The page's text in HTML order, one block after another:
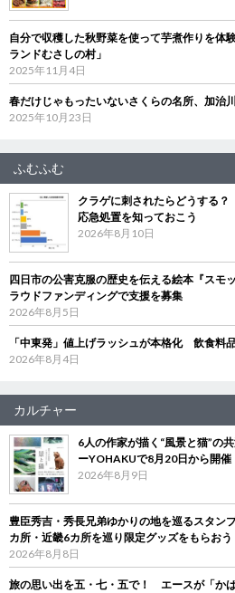
自分で収穫した秋野菜を使って芋煮作りを
ランドむさしの村」
2025年11月4日
春だけじゃもったいないさくらの名所、加治
2025年10月23日
ふむふむ
クラゲに刺されたらどうする
応急処置を知っておこう
2026年8月10日
四日市の公害克服の歴史を伝える絵本『ス
ラウドファンディングで支援を募集
2026年8月5日
「中東発」値上げラッシュが本格化 飲食料
2026年8月4日
カルチャー
6人の作家が描く“風景と猫”の
ーYOHAKUで8月20日から開催
2026年8月9日
豊臣秀吉・秀長兄弟ゆかりの地を巡るスタ
カ所・近畿6カ所を巡り限定グッズをもらおう
2026年8月8日
旅の思い出を五・七・五で！ エースが「か